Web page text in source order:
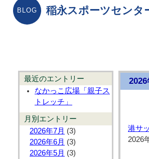
稲永スポーツセンタ
最近のエントリー
なかっこ広場「親子ス
トレッチ」
月別エントリー
2026年7月 (3)
2026年6月 (3)
2026年5月 (3)
港サ
2026